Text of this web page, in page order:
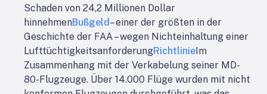
Schaden von 24,2 Millionen Dollar
hinnehmenBußgeld– einer der größten in der
Geschichte der FAA – wegen Nichteinhaltung einer
LufttüchtigkeitsanforderungRichtlinieIm
Zusammenhang mit der Verkabelung seiner MD-
80-Flugzeuge. Über 14.000 Flüge wurden mit nicht